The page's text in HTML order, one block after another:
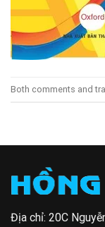
Both comments and
Địa chỉ: 20C